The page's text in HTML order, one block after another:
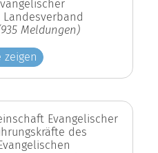
Landesverband
Meldungen)
zeigen
Evangelischer
des